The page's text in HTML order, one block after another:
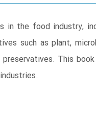
in the food industry,
such as plant,
This